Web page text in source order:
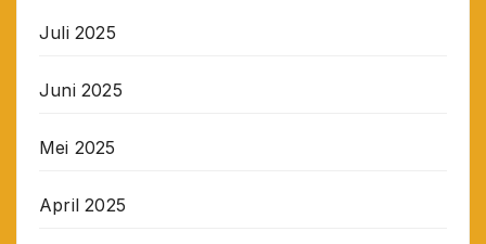
Juli 2025
Juni 2025
Mei 2025
April 2025